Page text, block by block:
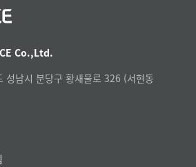
Co.,Ltd.
성남시 분당구 황새울로 326 (서현동